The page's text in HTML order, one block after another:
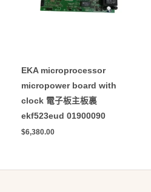
EKA microprocessor
micropower board with
clock 電子板主板裏
ekf523eud 01900090
$6,380.00